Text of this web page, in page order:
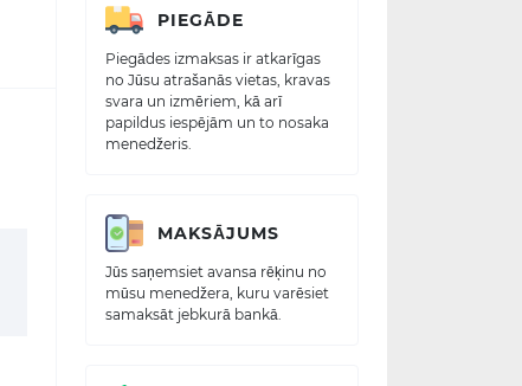
PIEGĀDE
Piegādes izmaksas ir atkarīgas
no Jūsu atrašanās vietas, kravas
svara un izmēriem, kā arī
papildus iespējām un to nosaka
menedžeris.
MAKSĀJUMS
Jūs saņemsiet avansa rēķinu no
mūsu menedžera, kuru varēsiet
samaksāt jebkurā bankā.